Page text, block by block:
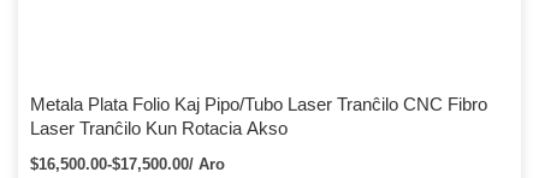
Metala Plata Folio Kaj Pipo/Tubo Laser Tranĉilo CNC Fibro
Laser Tranĉilo Kun Rotacia Akso
$16,500.00-$17,500.00/ Aro